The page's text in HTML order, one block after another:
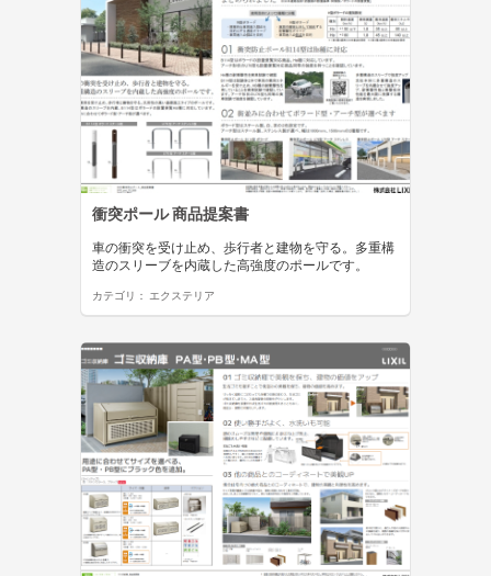
衝突ポール 商品提案書
車の衝突を受け止め、歩行者と建物を守る。多重構
造のスリーブを内蔵した高強度のポールです。
カテゴリ： エクステリア